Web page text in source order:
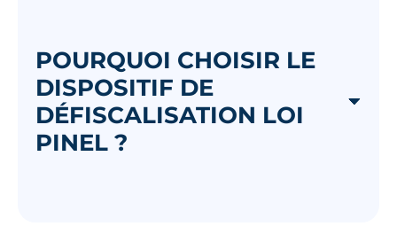
POURQUOI CHOISIR LE
DISPOSITIF DE
DÉFISCALISATION LOI
PINEL ?